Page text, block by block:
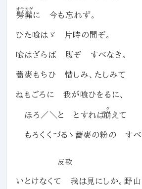
髣髴
オモカゲ
に 今も忘れず。
ひた喰はゞ 片時の間ぞ。
喰はざらば 腹ぞ すべなき。
蕎麥もちひ 惜しみ、たしみて
ねもごろに 我が喰ひをるに、
ほろ／＼と とすれば崩
ク
えて
もろくくづるゝ蕎麥の粉の すべ
反歌
いとけなくて 我は見にしか。野